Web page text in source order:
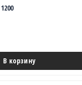
В корзину